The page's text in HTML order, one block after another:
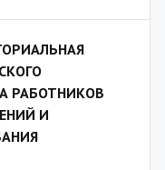
РАБОТНИКОВ
И